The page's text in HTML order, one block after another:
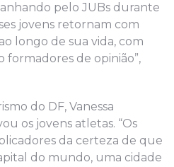
pelo JUBs durante
jovens retornam com
longo de sua vida, com
formadores de opinião”,
do DF, Vanessa
os jovens atletas. “Os
da certeza de que
do mundo, uma cidade